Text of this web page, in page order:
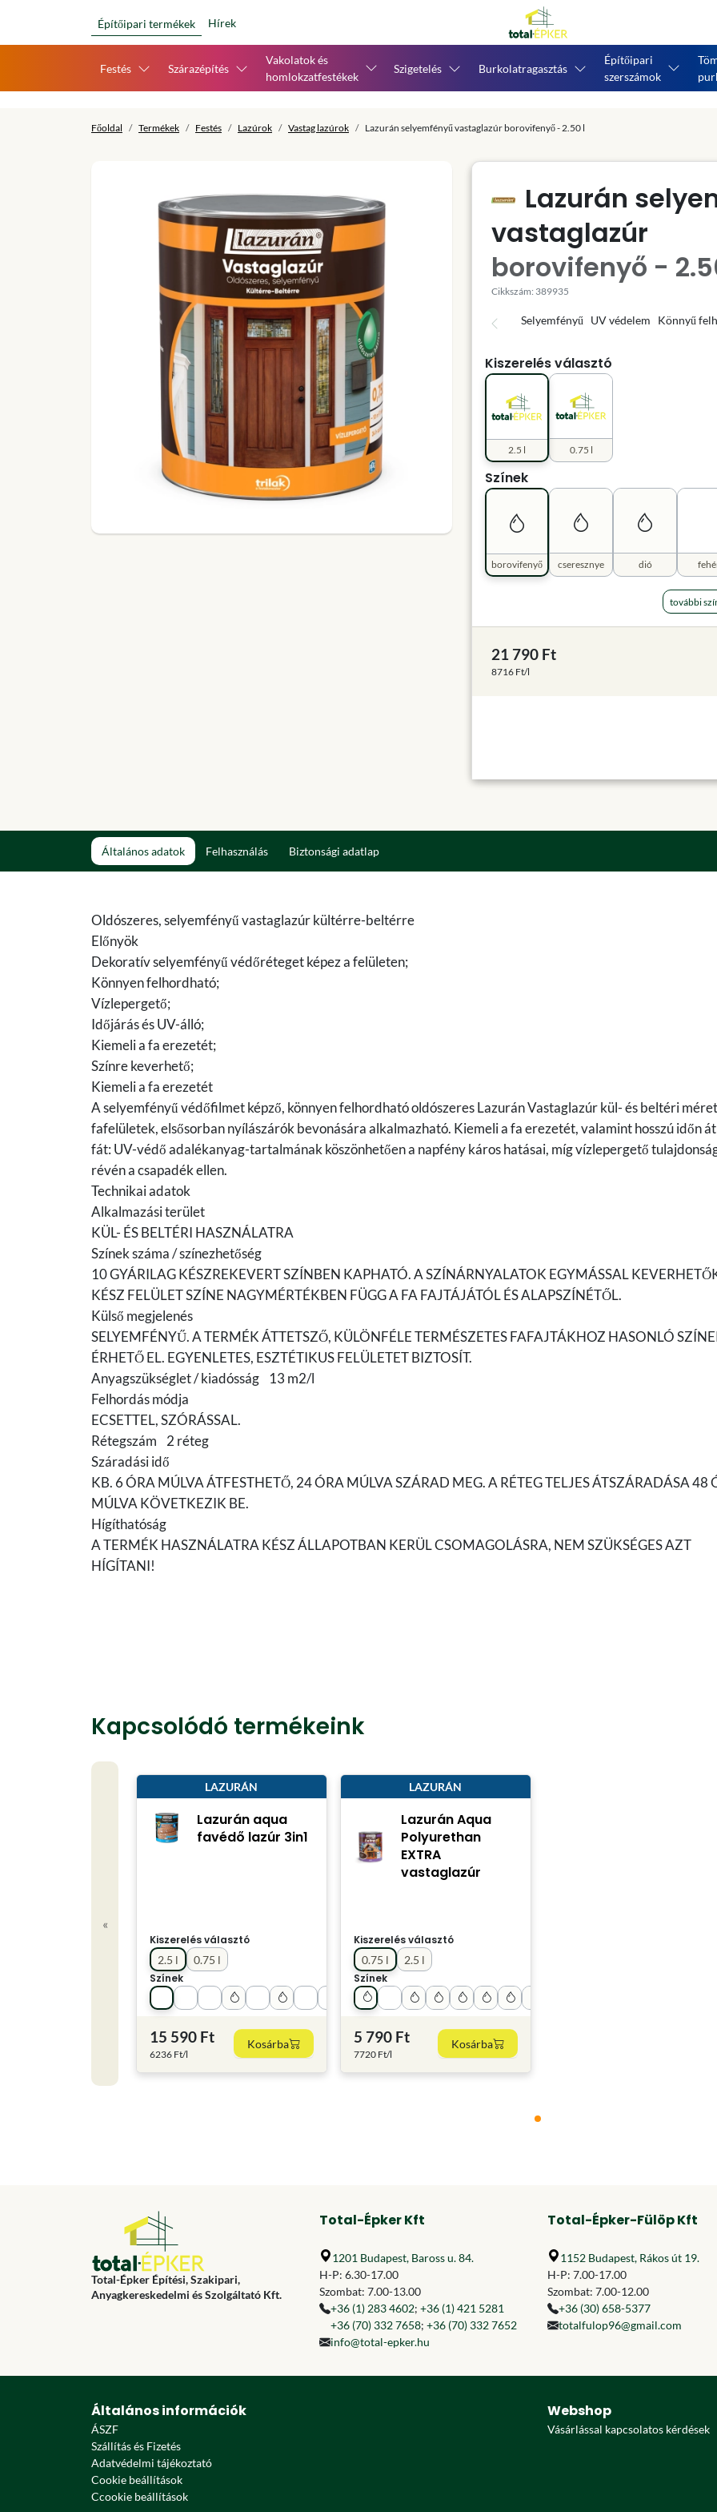
Építőipari termékek Hírek
Festés Szárazépítés
Vakolatok és
homlokzatfestékek
Szigetelés Burkolatragasztás
Építőipari
szerszámok
Főoldal Termékek Festés Lazúrok Vastag lazúrok Lazurán selyemfényű vastaglazúr borovifenyő - 2.50 l
Lazurán
vastaglazúr
borovifenyő -
Cikkszám: 389935
Selyemfényű UV védelem Könnyű
Kiszerelés választó
0.75 l
2.5 l
Színek
borovifenyő cseresznye dió
további
21 790 Ft
8716 Ft/l
Általános adatok Felhasználás Biztonsági adatlap
Oldószeres, selyemfényű vastaglazúr kültérre-beltérre
Előnyök
Dekoratív selyemfényű védőréteget képez a felületen;
Könnyen felhordható;
Vízlepergető;
Időjárás és UV-álló;
Kiemeli a fa erezetét;
Színre keverhető;
Kiemeli a fa erezetét
A selyemfényű védőfilmet képző, könnyen felhordható oldószeres Lazurán Vastaglazúr kül- és beltéri
fafelületek, elsősorban nyílászárók bevonására alkalmazható. Kiemeli a fa erezetét, valamint hosszú időn
fát: UV-védő adalékanyag-tartalmának köszönhetően a napfény káros hatásai, míg vízlepergető
révén a csapadék ellen.
Technikai adatok
Alkalmazási terület
KÜL- ÉS BELTÉRI HASZNÁLATRA
Színek száma / színezhetőség
10 GYÁRILAG KÉSZREKEVERT SZÍNBEN KAPHATÓ. A SZÍNÁRNYALATOK EGYMÁSSAL
KÉSZ FELÜLET SZÍNE NAGYMÉRTÉKBEN FÜGG A FA FAJTÁJÁTÓL ÉS ALAPSZÍNÉTŐL.
Külső megjelenés
SELYEMFÉNYŰ. A TERMÉK ÁTTETSZŐ, KÜLÖNFÉLE TERMÉSZETES FAFAJTÁKHOZ HASONLÓ
ÉRHETŐ EL. EGYENLETES, ESZTÉTIKUS FELÜLETET BIZTOSÍT.
Anyagszükséglet / kiadósság 13 m2/l
Felhordás módja
ECSETTEL, SZÓRÁSSAL.
Rétegszám 2 réteg
Száradási idő
KB. 6 ÓRA MÚLVA ÁTFESTHETŐ, 24 ÓRA MÚLVA SZÁRAD MEG. A RÉTEG TELJES ÁTSZÁRADÁSA 48
MÚLVA KÖVETKEZIK BE.
Hígíthatóság
A TERMÉK HASZNÁLATRA KÉSZ ÁLLAPOTBAN KERÜL CSOMAGOLÁSRA, NEM SZÜKSÉGES AZT
HÍGÍTANI!
Kapcsolódó termékeink
«
LAZURÁN
Lazurán aqua
favédő lazúr 3in1
Kiszerelés választó
0.75 l
2.5 l
Színek
15 590 Ft
6236 Ft/l
Kosárba
LAZURÁN
Lazurán Aqua
Polyurethan
EXTRA
vastaglazúr
Kiszerelés választó
0.75 l
2.5 l
Színek
5 790 Ft
7720 Ft/l
Kosárba
Total-Épker Építési, Szakipari,
Anyagkereskedelmi és Szolgáltató Kft.
Total-Épker Kft
1201 Budapest, Baross u. 84.
H-P: 6.30-17.00
Szombat: 7.00-13.00
+36 (1) 283 4602; +36 (1) 421 5281
+36 (70) 332 7658; +36 (70) 332 7652
info@total-epker.hu
Total-Épker-Fülöp Kft
1152 Budapest, Rákos út 19.
H-P: 7.00-17.00
Szombat: 7.00-12.00
+36 (30) 658-5377
totalfulop96@gmail.com
Általános információk
ÁSZF
Szállítás és Fizetés
Adatvédelmi tájékoztató
Cookie beállítások
Ccookie beállítások
Webshop
Vásárlással kapcsolatos kérdések